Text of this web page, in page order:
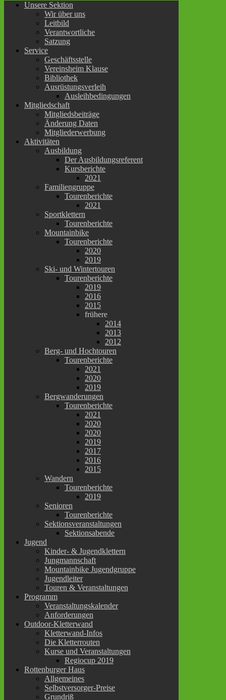
Unsere Sektion
Wir über uns
Leitbild
Verantwortliche
Satzung
Service
Geschäftsstelle
Vereinsheim Klause
Bibliothek
Ausrüstungsverleih
Ausleihbedingungen
Mitgliedschaft
Mitgliedsbeiträge
Änderung Daten
Mitgliederwerbung
Aktivitäten
Ausbildung
Der Ausbildungsreferent
Kursberichte
2021
Familiengruppe
Tourenberichte
2021
Sportklettern
Tourenberichte
Mountainbike
Tourenberichte
2020
2019
Ski- und Wintertouren
Tourenberichte
2019
2016
2015
frühere
2014
2013
2012
Berg- und Hochtouren
Tourenberichte
2021
2020
2019
Bergwanderungen
Tourenberichte
2021
2020
2020
2019
2017
2016
2015
Wandern
Tourenberichte
2019
Senioren
Tourenberichte
Sektionsveranstaltungen
Sektionsabende
Jugend
Kinder- & Jugendklettern
Jungmannschaft
Mountainbike Jugendgruppe
Jugendleiter
Touren & Veranstaltungen
Programm
Veranstaltungskalender
Anforderungen
Outdoor-Kletterwand
Kletterwand-Infos
Die Kletterrouten
Kurse und Veranstaltungen
Regiocup 2019
Rottenburger Haus
Allgemeines
Selbstversorger-Preise
Grundriß